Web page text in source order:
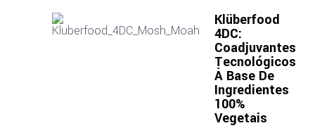
Klüberfood
4DC:
Coadjuvantes
Tecnológicos
À Base De
Ingredientes
100%
Vegetais